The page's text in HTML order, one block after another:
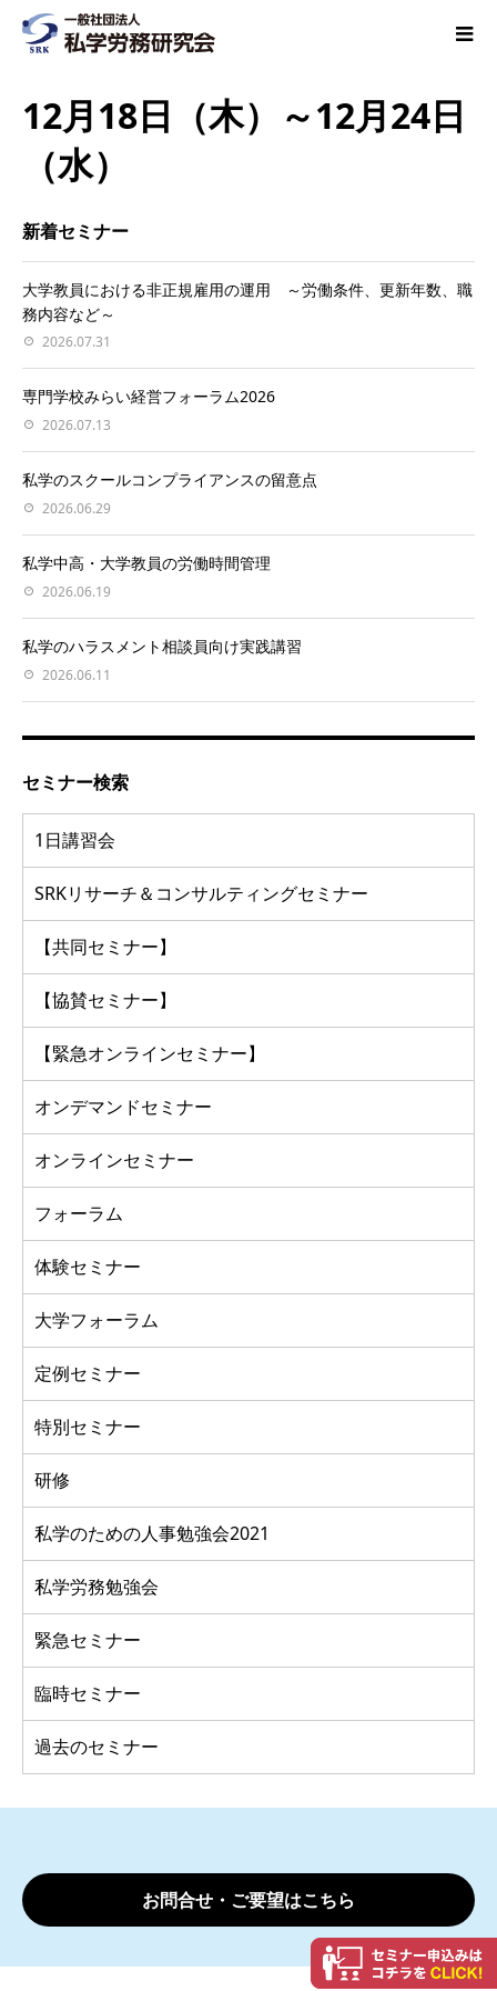
12月18日（木）～12月24日
（水）
新着セミナー
大学教員における非正規雇用の運用 ～労働条件、更新年数、職
務内容など～
2026.07.31
専門学校みらい経営フォーラム2026
2026.07.13
私学のスクールコンプライアンスの留意点
2026.06.29
私学中高・大学教員の労働時間管理
2026.06.19
私学のハラスメント相談員向け実践講習
2026.06.11
セミナー検索
1日講習会
SRKリサーチ＆コンサルティングセミナー
【共同セミナー】
【協賛セミナー】
【緊急オンラインセミナー】
オンデマンドセミナー
オンラインセミナー
フォーラム
体験セミナー
大学フォーラム
定例セミナー
特別セミナー
研修
私学のための人事勉強会2021
私学労務勉強会
緊急セミナー
臨時セミナー
過去のセミナー
お問合せ・ご要望はこちら